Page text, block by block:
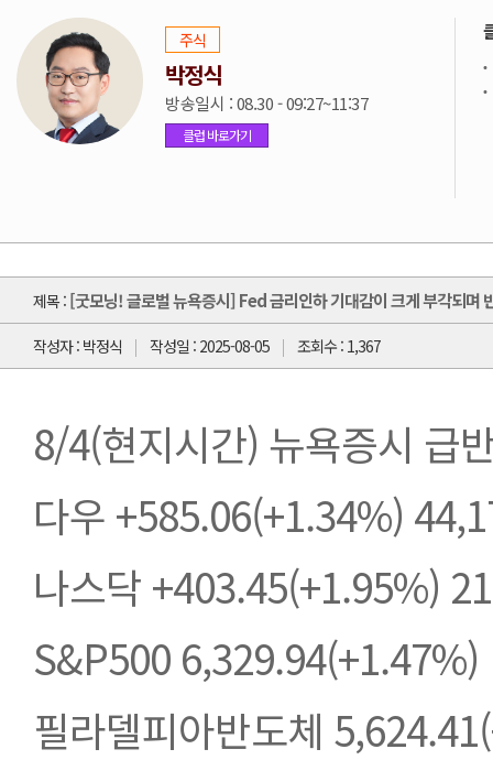
주식
박정식
방송일시 : 08.30 - 09:27~11:37
클럽 바로가기
제목 : [굿모닝! 글로벌 뉴욕증시] Fed 금리인하 기대감이 크게 부각되며
작성자 : 박정식 작성일 : 2025-08-05 조회수 : 1,367
8/4(현지시간) 뉴욕증시 급
다우 +585.06(+1.34%)
나스닥 +403.45(+1.95%)
S&P500 6,329.94(+1.47%)
필라델피아반도체